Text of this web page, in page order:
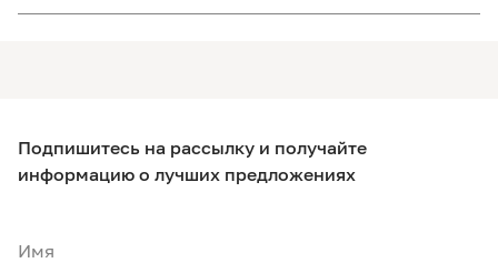
Подпишитесь на рассылку и получайте
информацию о лучших предложениях
Имя